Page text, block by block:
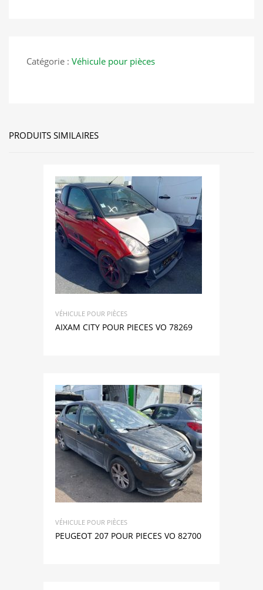
Catégorie : Véhicule pour pièces
PRODUITS SIMILAIRES
VÉHICULE POUR PIÈCES
AIXAM CITY POUR PIECES VO 78269
VÉHICULE POUR PIÈCES
PEUGEOT 207 POUR PIECES VO 82700